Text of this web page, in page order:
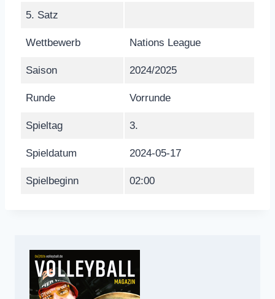
5. Satz
Wettbewerb Nations League
Saison 2024/2025
Runde Vorrunde
Spieltag 3.
Spieldatum 2024-05-17
Spielbeginn 02:00